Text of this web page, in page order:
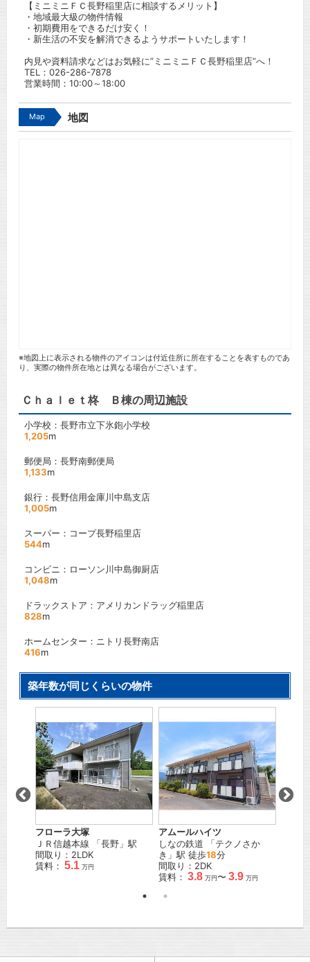
【ミニミニＦＣ長野稲里店に相談するメリット】
・地域最大級の物件情報
・初期費用をできるだけ安く！
・新生活の不安を解消できるようサポートいたします！
内見や資料請求などはお気軽に”ミニミニＦＣ長野稲里店”へ！
TEL： 026-286-7878
営業時間：10:00～18:00
Map 地図
※地図上に表示される物件のアイコンは付近住所に所在することを表すものであ
り、実際の物件所在地とは異なる場合がございます。
Ｃｈａｌｅｔ柊 Ｂ棟の周辺施設
小学校：長野市立下氷鉋小学校
1,205m
郵便局：長野南郵便局
1,133m
銀行：長野信用金庫川中島支店
1,005m
スーパー：コープ長野稲里店
544m
コンビニ：ローソン川中島御厨店
1,048m
ドラックストア：アメリカンドラッグ稲里店
828m
ホームセンター：ニトリ長野南店
416m
築年数が同じくらいの物件
フローラ大塚
ＪＲ信越本線 「長野 」駅
間取り：2LDK
賃料： 5.1 万円
アムールハイツ
しなの鉄道 「テクノさか
き 」駅 徒歩18分
間取り：2DK
賃料： 3.8 万円〜 3.9 万円